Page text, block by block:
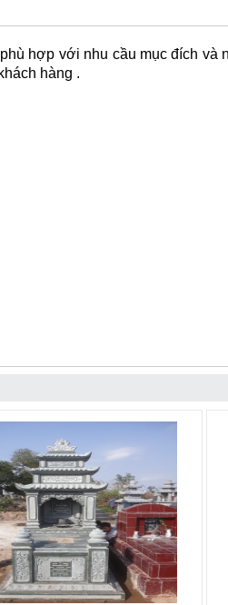
hợp với nhu cầu mục đích và
hàng .